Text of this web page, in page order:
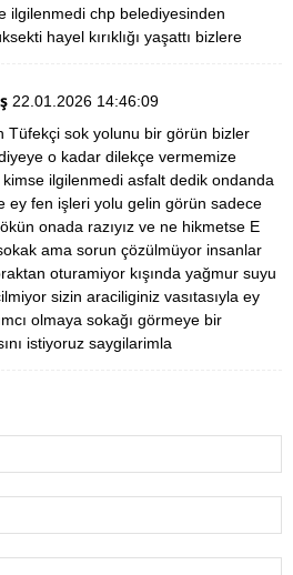
ilgilenmedi chp belediyesinden
hayel kırıklığı yaşattı bizlere
22.01.2026 14:46:09
Tüfekçi sok yolunu bir görün bizler
o kadar dilekçe vermemize
ilgilenmedi asfalt dedik ondanda
ey fen işleri yolu gelin görün sadece
onada razıyız ve ne hikmetse E
ama sorun çözülmüyor insanlar
oturamiyor kışında yağmur suyu
sizin araciliginiz vasıtasıyla ey
olmaya sokağı görmeye bir
istiyoruz saygilarimla